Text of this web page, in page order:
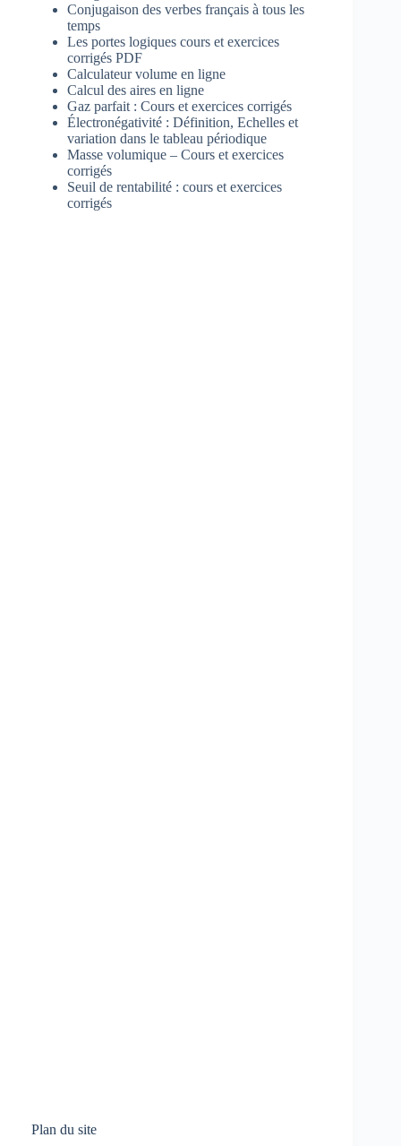
Conjugaison des verbes français à tous les
temps
Les portes logiques cours et exercices
corrigés PDF
Calculateur volume en ligne
Calcul des aires en ligne
Gaz parfait : Cours et exercices corrigés
Électronégativité : Définition, Echelles et
variation dans le tableau périodique
Masse volumique – Cours et exercices
corrigés
Seuil de rentabilité : cours et exercices
corrigés
Plan du site